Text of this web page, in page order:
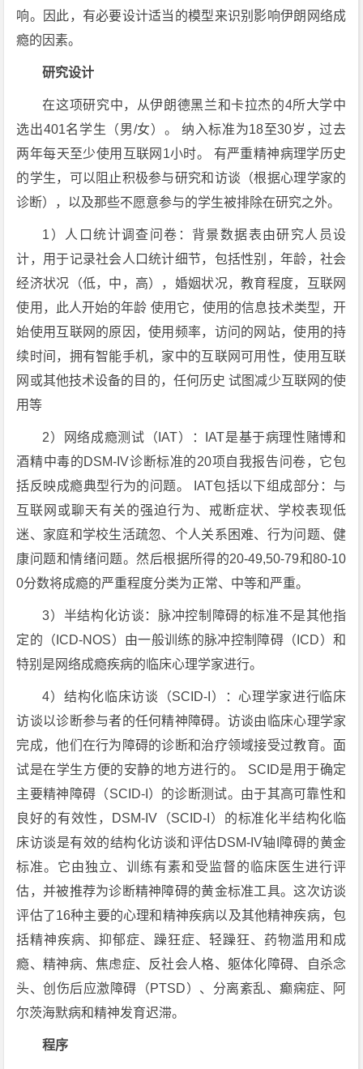
响。因此，有必要设计适当的模型来识别影响伊朗网络成
瘾的因素。
研究设计
在这项研究中，从伊朗德黑兰和卡拉杰的4所大学中
选出401名学生（男/女）。 纳入标准为18至30岁，过去
两年每天至少使用互联网1小时。 有严重精神病理学历史
的学生，可以阻止积极参与研究和访谈（根据心理学家的
诊断），以及那些不愿意参与的学生被排除在研究之外。
1）人口统计调查问卷：背景数据表由研究人员设
计，用于记录社会人口统计细节，包括性别，年龄，社会
经济状况（低，中，高），婚姻状况，教育程度，互联网
使用，此人开始的年龄 使用它，使用的信息技术类型，开
始使用互联网的原因，使用频率，访问的网站，使用的持
续时间，拥有智能手机，家中的互联网可用性，使用互联
网或其他技术设备的目的，任何历史 试图减少互联网的使
用等
2）网络成瘾测试（IAT）：IAT是基于病理性赌博和
酒精中毒的DSM-IV诊断标准的20项自我报告问卷，它包
括反映成瘾典型行为的问题。 IAT包括以下组成部分：与
互联网或聊天有关的强迫行为、戒断症状、学校表现低
迷、家庭和学校生活疏忽、个人关系困难、行为问题、健
康问题和情绪问题。然后根据所得的20-49,50-79和80-10
0分数将成瘾的严重程度分类为正常、中等和严重。
3）半结构化访谈：脉冲控制障碍的标准不是其他指
定的（ICD-NOS）由一般训练的脉冲控制障碍（ICD）和
特别是网络成瘾疾病的临床心理学家进行。
4）结构化临床访谈（SCID-I）：心理学家进行临床
访谈以诊断参与者的任何精神障碍。访谈由临床心理学家
完成，他们在行为障碍的诊断和治疗领域接受过教育。面
试是在学生方便的安静的地方进行的。 SCID是用于确定
主要精神障碍（SCID-I）的诊断测试。由于其高可靠性和
良好的有效性，DSM-IV（SCID-I）的标准化半结构化临
床访谈是有效的结构化访谈和评估DSM-IV轴I障碍的黄金
标准。它由独立、训练有素和受监督的临床医生进行评
估，并被推荐为诊断精神障碍的黄金标准工具。这次访谈
评估了16种主要的心理和精神疾病以及其他精神疾病，包
括精神疾病、抑郁症、躁狂症、轻躁狂、药物滥用和成
瘾、精神病、焦虑症、反社会人格、躯体化障碍、自杀念
头、创伤后应激障碍（PTSD）、分离紊乱、癫痫症、阿
尔茨海默病和精神发育迟滞。
程序